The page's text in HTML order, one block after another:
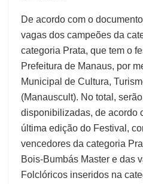
De acordo com o
vagas dos campeões da
categoria Prata, que tem o
Prefeitura de Manaus, por
Municipal de Cultura,
(Manauscult). No total,
disponibilizadas, de acordo
última edição do Festival,
vencedores da categoria
Bois-Bumbás Master e das
Folclóricos inseridos na